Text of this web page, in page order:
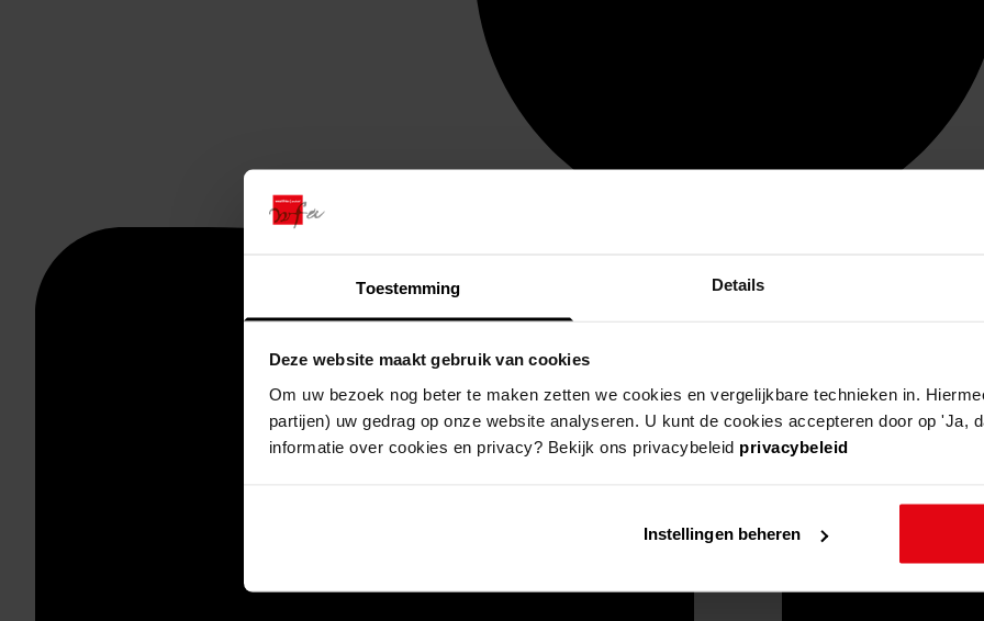
Toestemming Details
Deze website maakt gebruik van cookies
Om uw bezoek nog beter te maken zetten we cookies en vergelijkbare technieken in.
partijen) uw gedrag op onze website analyseren. U kunt de cookies accepteren door op 'Ja,
informatie over cookies en privacy? Bekijk ons privacybeleid privacybeleid
Instellingen beheren